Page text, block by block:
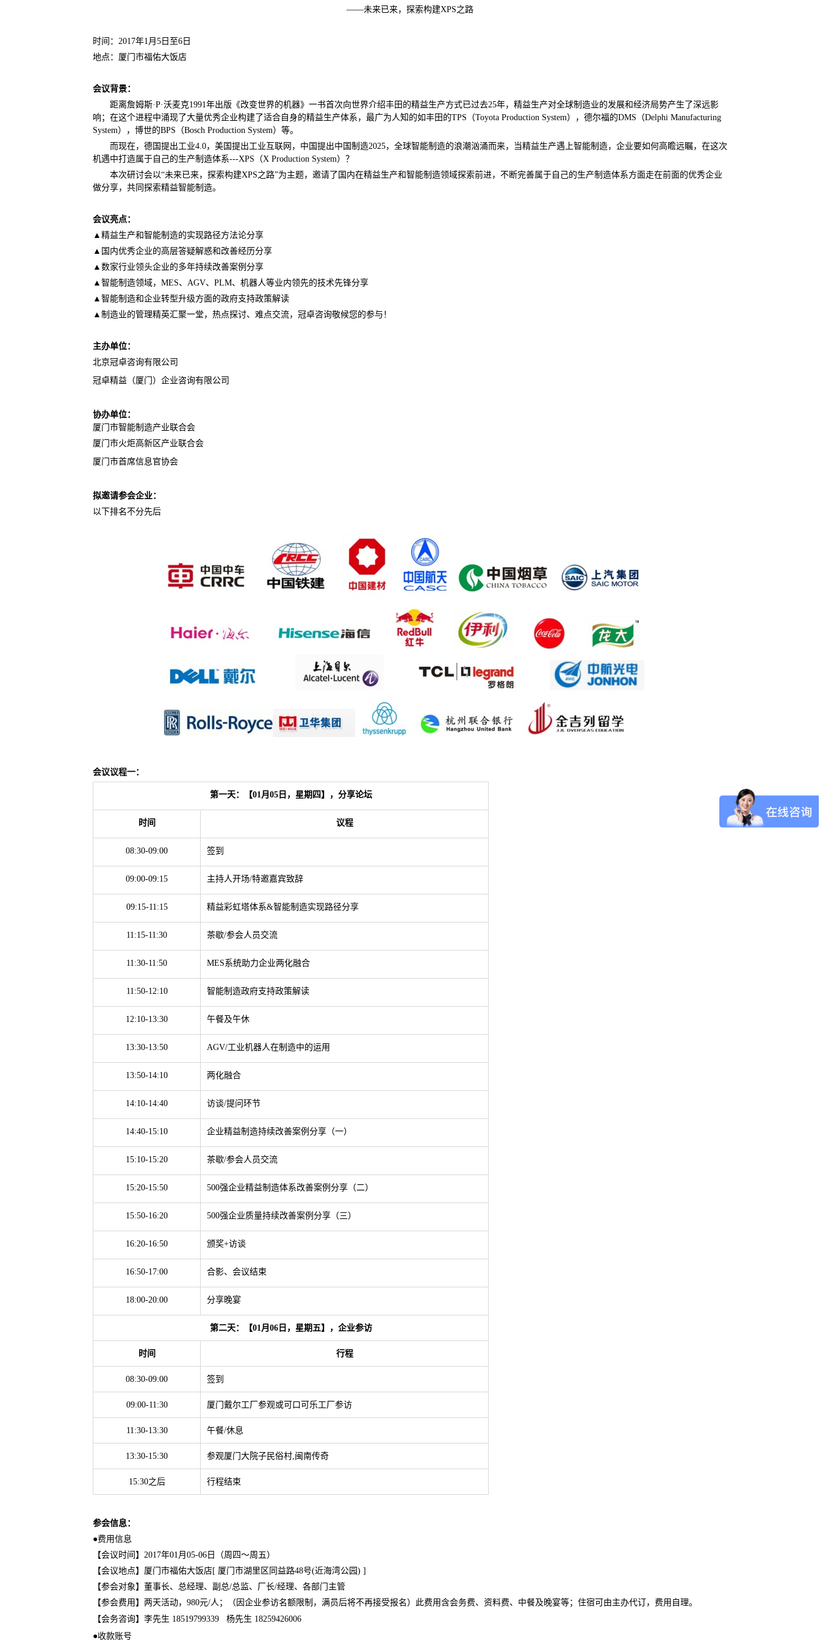
——未来已来，探索构建XPS之路
时间：2017年1月5日至6日
地点：厦门市福佑大饭店
会议背景：
距离詹姆斯·P·沃麦克1991年出版《改变世界的机器》一书首次向世界介绍丰田的精益生产方式已过去25年，精益生产对全球制造业的发展和经济局势产生了深远影
响；在这个进程中涌现了大量优秀企业构建了适合自身的精益生产体系，最广为人知的如丰田的TPS（Toyota Production System），德尔福的DMS（Delphi Manufacturing
System），博世的BPS（Bosch Production System）等。
而现在，德国提出工业4.0，美国提出工业互联网，中国提出中国制造2025，全球智能制造的浪潮汹涌而来，当精益生产遇上智能制造，企业要如何高瞻远瞩，在这次
机遇中打造属于自己的生产制造体系---XPS（X Production System）？
本次研讨会以“未来已来，探索构建XPS之路”为主题，邀请了国内在精益生产和智能制造领域探索前进，不断完善属于自己的生产制造体系方面走在前面的优秀企业
做分享，共同探索精益智能制造。
会议亮点：
▲ 精益生产和智能制造的实现路径方法论分享
▲ 国内优秀企业的高层答疑解惑和改善经历分享
▲ 数家行业领头企业的多年持续改善案例分享
▲ 智能制造领域，MES、AGV、PLM、机器人等业内领先的技术先锋分享
▲ 智能制造和企业转型升级方面的政府支持政策解读
▲ 制造业的管理精英汇聚一堂，热点探讨、难点交流，冠卓咨询敬候您的参与！
主办单位：
北京冠卓咨询有限公司
冠卓精益（厦门）企业咨询有限公司
协办单位：
厦门市智能制造产业联合会
厦门市火炬高新区产业联合会
厦门市首席信息官协会
拟邀请参会企业：
以下排名不分先后
会议议程一：
第一天：【01月05日，星期四】，分享论坛
时间 议程
08:30-09:00 签到
09:00-09:15 主持人开场/特邀嘉宾致辞
09:15-11:15 精益彩虹塔体系&智能制造实现路径分享
11:15-11:30 茶歇/参会人员交流
11:30-11:50 MES系统助力企业两化融合
11:50-12:10 智能制造政府支持政策解读
12:10-13:30 午餐及午休
13:30-13:50 AGV/工业机器人在制造中的运用
13:50-14:10 两化融合
14:10-14:40 访谈/提问环节
14:40-15:10 企业精益制造持续改善案例分享（一）
15:10-15:20 茶歇/参会人员交流
15:20-15:50 500强企业精益制造体系改善案例分享（二）
15:50-16:20 500强企业质量持续改善案例分享（三）
16:20-16:50 颁奖+访谈
16:50-17:00 合影、会议结束
18:00-20:00 分享晚宴
第二天：【01月06日，星期五】，企业参访
时间 行程
08:30-09:00 签到
09:00-11:30 厦门戴尔工厂参观或可口可乐工厂参访
11:30-13:30 午餐/休息
13:30-15:30 参观厦门大院子民俗村,闽南传奇
15:30之后 行程结束
参会信息：
●费用信息
【会议时间】2017年01月05-06日（周四～周五）
【会议地点】厦门市福佑大饭店[ 厦门市湖里区同益路48号(近海湾公园) ]
【参会对象】董事长、总经理、副总/总监、厂长/经理、各部门主管
【参会费用】两天活动，980元/人；（因企业参访名额限制，满员后将不再接受报名）此费用含会务费、资料费、中餐及晚宴等；住宿可由主办代订，费用自理。
【会务咨询】 李先生 18519799339 杨先生 18259426006
●收款账号